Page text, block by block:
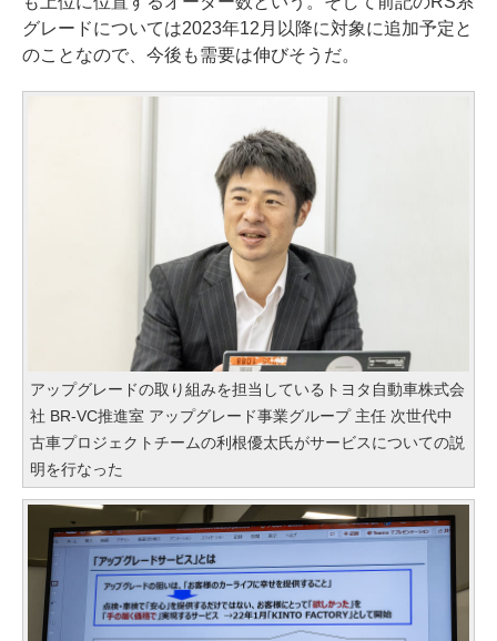
グレードについては2023年12月以降に対象に追加予定と
のことなので、今後も需要は伸びそうだ。
アップグレードの取り組みを担当しているトヨタ自動車株式会
社 BR-VC推進室 アップグレード事業グループ 主任 次世代中
古車プロジェクトチームの利根優太氏がサービスについての説
明を行なった